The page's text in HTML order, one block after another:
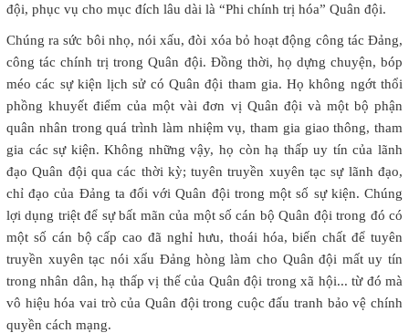
đội, phục vụ cho mục đích lâu dài là “Phi chính trị hóa” Quân đội.
Chúng ra sức bôi nhọ, nói xấu, đòi xóa bỏ hoạt động công tác Đảng,
công tác chính trị trong Quân đội. Đồng thời, họ dựng chuyện, bóp
méo các sự kiện lịch sử có Quân đội tham gia. Họ không ngớt thổi
phồng khuyết điểm của một vài đơn vị Quân đội và một bộ phận
quân nhân trong quá trình làm nhiệm vụ, tham gia giao thông, tham
gia các sự kiện. Không những vậy, họ còn hạ thấp uy tín của lãnh
đạo Quân đội qua các thời kỳ; tuyên truyền xuyên tạc sự lãnh đạo,
chỉ đạo của Đảng ta đối với Quân đội trong một số sự kiện. Chúng
lợi dụng triệt để sự bất mãn của một số cán bộ Quân đội trong đó có
một số cán bộ cấp cao đã nghỉ hưu, thoái hóa, biến chất để tuyên
truyền xuyên tạc nói xấu Đảng hòng làm cho Quân đội mất uy tín
trong nhân dân, hạ thấp vị thế của Quân đội trong xã hội... từ đó mà
vô hiệu hóa vai trò của Quân đội trong cuộc đấu tranh bảo vệ chính
quyền cách mạng.